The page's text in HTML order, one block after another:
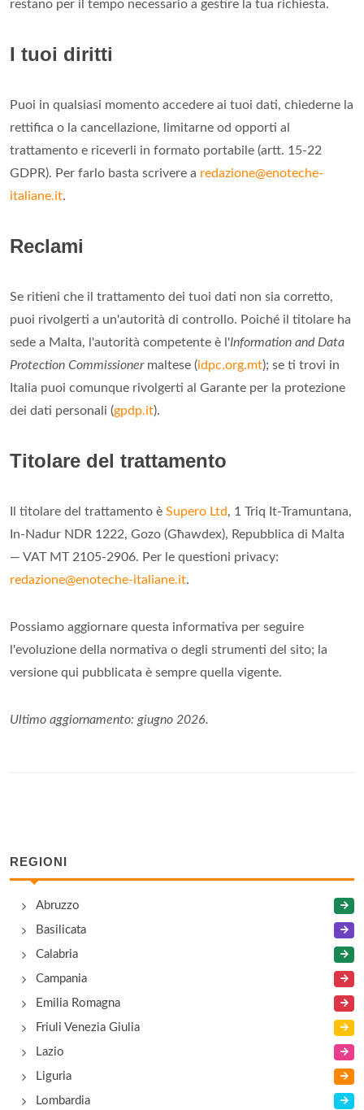
restano per il tempo necessario a gestire la tua richiesta.
I tuoi diritti
Puoi in qualsiasi momento accedere ai tuoi dati, chiederne la
rettifica o la cancellazione, limitarne od opporti al
trattamento e riceverli in formato portabile (artt. 15-22
GDPR). Per farlo basta scrivere a redazione@enoteche-
italiane.it.
Reclami
Se ritieni che il trattamento dei tuoi dati non sia corretto,
puoi rivolgerti a un'autorità di controllo. Poiché il titolare ha
sede a Malta, l'autorità competente è l'Information and Data
Protection Commissionermaltese (idpc.org.mt); se ti trovi in
Italia puoi comunque rivolgerti al Garante per la protezione
dei dati personali (gpdp.it).
Titolare del trattamento
Il titolare del trattamento è Supero Ltd, 1 Triq It-Tramuntana,
In-Nadur NDR 1222, Gozo (Għawdex), Repubblica di Malta
— VAT MT 2105-2906. Per le questioni privacy:
redazione@enoteche-italiane.it.
Possiamo aggiornare questa informativa per seguire
l'evoluzione della normativa o degli strumenti del sito; la
versione qui pubblicata è sempre quella vigente.
Ultimo aggiornamento: giugno 2026.
REGIONI
Abruzzo
Basilicata
Calabria
Campania
Emilia Romagna
Friuli Venezia Giulia
Lazio
Liguria
Lombardia